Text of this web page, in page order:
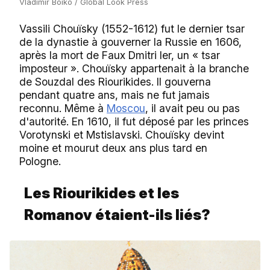
Vladimir Boiko / Global Look Press
Vassili Chouïsky (1552-1612) fut le dernier tsar
de la dynastie à gouverner la Russie en 1606,
après la mort de Faux Dmitri Ier, un « tsar
imposteur ». Chouïsky appartenait à la branche
de Souzdal des Riourikides. Il gouverna
pendant quatre ans, mais ne fut jamais
reconnu. Même à Moscou, il avait peu ou pas
d'autorité. En 1610, il fut déposé par les princes
Vorotynski et Mstislavski. Chouïsky devint
moine et mourut deux ans plus tard en
Pologne.
Les Riourikides et les
Romanov étaient-ils liés?